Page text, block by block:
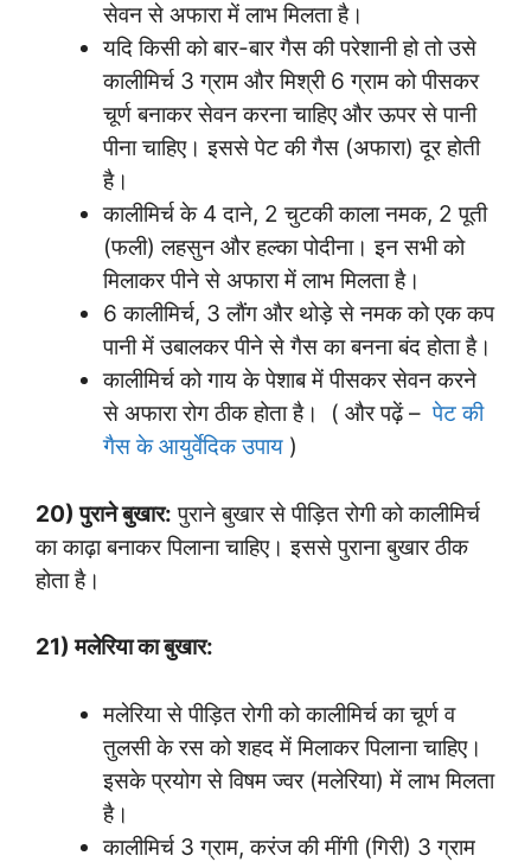
सेवन से अफारा में लाभ मिलता है।
यदि किसी को बार-बार गैस की परेशानी हो तो उसे
कालीमिर्च 3 ग्राम और मिश्री 6 ग्राम को पीसकर
चूर्ण बनाकर सेवन करना चाहिए और ऊपर से पानी
पीना चाहिए। इससे पेट की गैस (अफारा) दूर होती
है।
कालीमिर्च के 4 दाने, 2 चुटकी काला नमक, 2 पूती
(फली) लहसुन और हल्का पोदीना। इन सभी को
मिलाकर पीने से अफारा में लाभ मिलता है।
6 कालीमिर्च, 3 लौंग और थोड़े से नमक को एक कप
पानी में उबालकर पीने से गैस का बनना बंद होता है।
कालीमिर्च को गाय के पेशाब में पीसकर सेवन करने
से अफारा रोग ठीक होता है। ( और पढ़ें – पेट की
गैस के आयुर्वेदिक उपाय )
20) पुराने बुखार: पुराने बुखार से पीड़ित रोगी को कालीमिर्च
का काढ़ा बनाकर पिलाना चाहिए। इससे पुराना बुखार ठीक
होता है।
21) मलेरिया का बुखार:
मलेरिया से पीड़ित रोगी को कालीमिर्च का चूर्ण व
तुलसी के रस को शहद में मिलाकर पिलाना चाहिए।
इसके प्रयोग से विषम ज्वर (मलेरिया) में लाभ मिलता
है।
कालीमिर्च 3 ग्राम, करंज की मींगी (गिरी) 3 ग्राम